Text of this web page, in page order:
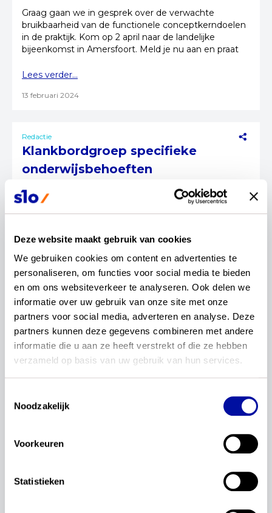
Deze website maakt gebruik van cookies
We gebruiken cookies om content en advertenties te
personaliseren, om functies voor social media te bieden
en om ons websiteverkeer te analyseren. Ook delen we
informatie over uw gebruik van onze site met onze
partners voor social media, adverteren en analyse. Deze
partners kunnen deze gegevens combineren met andere
informatie die u aan ze heeft verstrekt of die ze hebben
verzameld op basis van uw gebruik van hun services.
Noodzakelijk
Voorkeuren
Statistieken
Graag gaan we in gesprek over de verwachte
bruikbaarheid van de functionele conceptkerndoelen
in de praktijk. Kom op 2 april naar de landelijke
bijeenkomst in Amersfoort. Meld je nu aan en praat
Lees verder...
13 februari 2024
Redactie
Klankbordgroep specifieke
onderwijsbehoeften
Onderwijs moet toegankelijk zijn voor alle leerlingen,
ook voor leerlingen met specifieke
onderwijsbehoeften. Wil je weten wie er in de
Lees verder...
18 januari 2024
(v)so Actualisatie Kerndoelen
Redactie
Artikel: Passende kerndoelen voor
álle leerlingen
De actualisatie van de kerndoelen biedt hiervoor een
uitgelezen kans. Vier betrokkenen vertellen hierover
(v)so